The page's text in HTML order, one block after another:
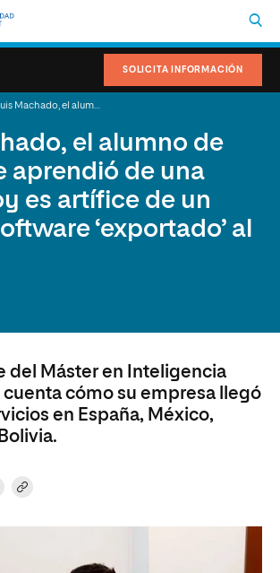
SOLICITA INFORMACIÓN
el alumno de
aprendió de una
es artífice de un
‘exportado’ al
del Máster en Inteligencia
cómo su empresa llegó
en España, México,